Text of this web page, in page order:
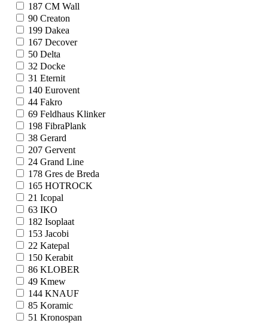
187 CM Wall
90 Creaton
199 Dakea
167 Decover
50 Delta
32 Docke
31 Eternit
140 Eurovent
44 Fakro
69 Feldhaus Klinker
198 FibraPlank
38 Gerard
207 Gervent
24 Grand Line
178 Gres de Breda
165 HOTROCK
21 Icopal
63 IKO
182 Isoplaat
153 Jacobi
22 Katepal
150 Kerabit
86 KLOBER
49 Kmew
144 KNAUF
85 Koramic
51 Kronospan